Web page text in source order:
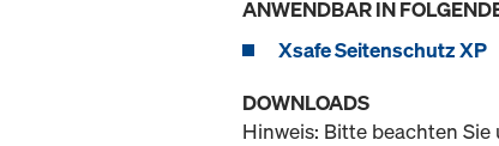
ANWENDBAR IN
Xsafe Seitenschutz XP
DOWNLOADS
Hinweis: Bitte beachten Sie